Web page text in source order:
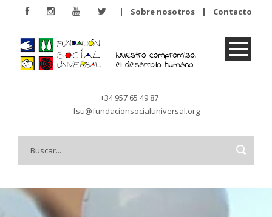
| Sobre nosotros | Contacto
+34 957 65 49 87
fsu@fundacionsocialuniversal.org